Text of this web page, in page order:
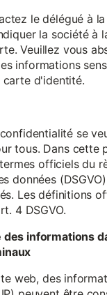
le délégué à
la société à
Veuillez vous
informations
carte d'identité.
se
tous. Dans cette
officiels du
données
Les définitions
4 DSGVO.
informations
web, des